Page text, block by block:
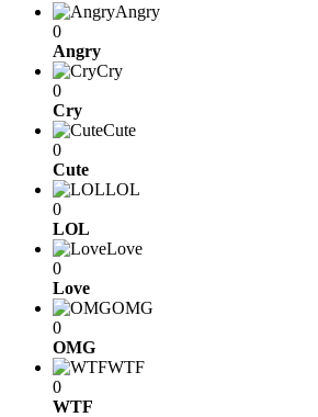
Angry
0
Angry
Cry
0
Cry
Cute
0
Cute
LOL
0
LOL
Love
0
Love
OMG
0
OMG
WTF
0
WTF